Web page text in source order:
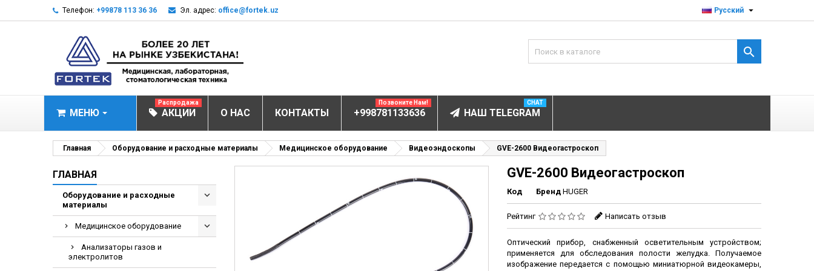
Телефон: +99878 113 36 36 Эл. адрес: office@fortek.uz Русский 

МЕНЮ
МЕДИЦИНСКОЕ ОБОРУДОВАНИЕ
Анализаторы иммунохемилюминесцентные (ИХЛА)
Анализаторы мочи
Биохимические анализаторы
Видеокольпоскопы
АКЦИИ
Распродажа
О НАС КОНТАКТЫ +998781133636
Позвоните Нам!
НАШ TELEGRAM
CHAT
Главная Оборудование и расходные материалы Медицинское оборудование Видеоэндоскопы GVE-2600 Видеогастроскоп
ГЛАВНАЯ
Оборудование и расходные
материалы
Медицинское оборудование
Анализаторы газов и
электролитов
GVE-2600 Видеогастроскоп
Код Бренд HUGER
Рейтинг Написать отзыв
Оптический прибор, снабженный осветительным устройством;
применяется для обследования полости желудка. Получаемое
изображение передается с помощью миниатюрной видеокамеры,